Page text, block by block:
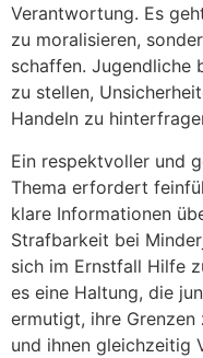
Verantwortung. Es
zu moralisieren,
schaffen. Jugendliche
zu stellen,
Handeln zu
Ein respektvoller und
Thema erfordert
klare Informationen
Strafbarkeit bei
sich im Ernstfall Hilfe
es eine Haltung, die
ermutigt, ihre
und ihnen gleichzeitig